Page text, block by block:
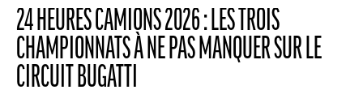
24 HEURES CAMIONS 2026 : LES TROIS
CHAMPIONNATS À NE PAS MANQUER SUR LE
CIRCUIT BUGATTI